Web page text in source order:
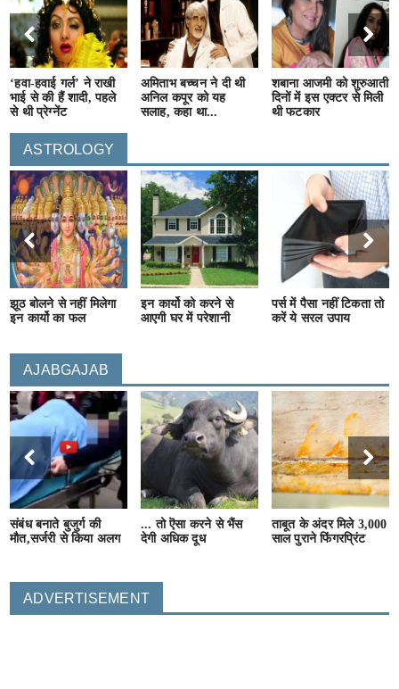
‘हवा-हवाई गर्ल’ ने राखी
भाई से की हैं शादी, पहले
से थी प्रेग्नेंट
अमिताभ बच्चन ने दी थी
अनिल कपूर को यह
सलाह, कहा था...
शबाना आजमी को शुरुआती
दिनों में इस एक्टर से मिली
थी फटकार
ASTROLOGY
झूठ बोलने से नहीं मिलेगा
इन कार्यो का फल
इन कार्यो को करने से
आएगी घर में परेशानी
पर्स में पैसा नहीं टिकता तो
करें ये सरल उपाय
AJABGAJAB
संबंध बनाते बुजुर्ग की
मौत,सर्जरी से किया अलग
... तो ऎसा करने से भैंस
देगी अधिक दूध
ताबूत के अंदर मिले 3,000
साल पुराने फिंगरप्रिंट
ADVERTISEMENT